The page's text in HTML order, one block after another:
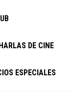
DE CINE
ESPECIALES